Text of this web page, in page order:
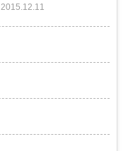
2015.12.11